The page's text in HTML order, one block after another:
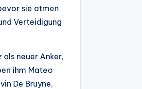
sie atmen
Verteidigung
neuer Anker,
ihm Mateo
De Bruyne,